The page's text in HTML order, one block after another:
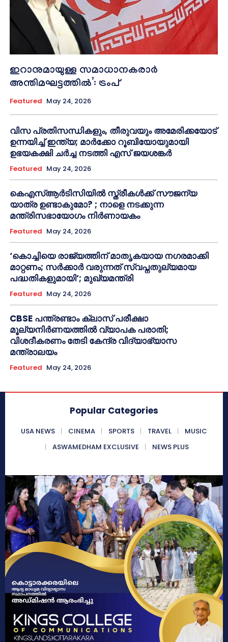
ഇറാനുമായുള്ള സമാധാനകരാർ
അന്തിമഘട്ടത്തിൽ‌’: ട്രംപ്
Featured May 24, 2026
വിസ പ്രതിസന്ധികളും, തീരുവയും അമേരിക്കയോട്
ഉന്നയിച്ച് ഇന്ത്യ; മാർക്കോ റൂബിയോയുമായി
ഉഭയകക്ഷി ചർച്ച നടത്തി എസ് ജയശങ്കർ
Featured May 24, 2026
കെഎസ്ആർടിസിയിൽ സ്ത്രീകൾക്ക് സൗജന്യ
യാത്ര ഉണ്ടാകുമോ? ; നാളെ നടക്കുന്ന
മന്ത്രിസഭായോഗം നിർണായകം
Featured May 24, 2026
‘കൊച്ചിയെ രാജ്യത്തിന് മാതൃകയായ നഗരമാക്കി
മാറ്റണം; സർക്കാർ വരുന്നത് സ്വപ്നതുല്യമായ
പദ്ധതികളുമായി’; മുഖ്യമന്ത്രി
Featured May 24, 2026
CBSE പന്ത്രണ്ടാം ക്ലാസ് പരീക്ഷാ
മൂല്യനിർണയത്തിൽ വ്യാപക പരാതി;
വിശദീകരണം തേടി കേന്ദ്ര വിദ്യാഭ്യാസ
മന്ത്രാലയം
Featured May 24, 2026
Popular Categories
USA NEWS CINEMA SPORTS TRAVEL
MUSIC
ASWAMEDHAM EXCLUSIVE
NEWS PLUS